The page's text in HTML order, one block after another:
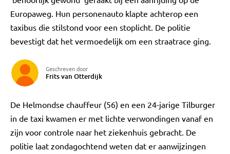
Europaweg. Hun personenauto klapte achterop een
taxibus die stilstond voor een stoplicht. De politie
bevestigt dat het vermoedelijk om een straatrace ging.
Geschreven door
Frits van Otterdijk
De Helmondse chauffeur (56) en een 24-jarige Tilburger
in de taxi kwamen er met lichte verwondingen vanaf en
zijn voor controle naar het ziekenhuis gebracht. De
politie laat zondagochtend weten dat er aanwijzingen